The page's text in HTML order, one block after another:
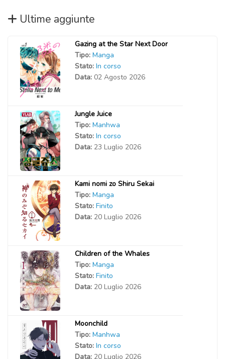
Ultime aggiunte
Gazing at the Star Next Door
Tipo: Manga
Stato: In corso
Data: 02 Agosto 2026
Jungle Juice
Tipo: Manhwa
Stato: In corso
Data: 23 Luglio 2026
Kami nomi zo Shiru Sekai
Tipo: Manga
Stato: Finito
Data: 20 Luglio 2026
Children of the Whales
Tipo: Manga
Stato: Finito
Data: 20 Luglio 2026
Moonchild
Tipo: Manhwa
Stato: In corso
Data: 20 Luglio 2026